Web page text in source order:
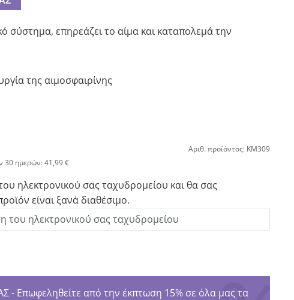
σύστημα, επηρεάζει το αίμα και καταπολεμά την
της αιμοσφαιρίνης
Αριθ. προϊόντος: KM309
30 ημερών: 41,99 €
ηλεκτρονικού σας ταχυδρομείου και θα σας
είναι ξανά διαθέσιμο.
Επωφεληθείτε από την έκπτωση 15% σε όλα μας τα